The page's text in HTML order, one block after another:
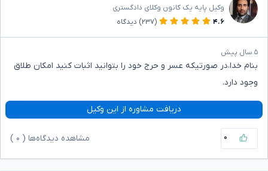
وکیل پایه یک کانون وکلای دادگستری
۴.۶
(۲۳۷) دیدگاه
۵ سال پیش
بنام خدا،در صورتیکه عسر و حرج خود را بتوانید اثبات کنید امکان طلاق
وجود دارد.
دریافت مشاوره از این وکیل
۰ مشاهده دیدگاه‌ها ( ۰